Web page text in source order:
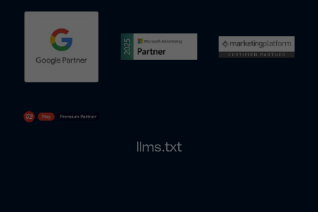
llms.txt